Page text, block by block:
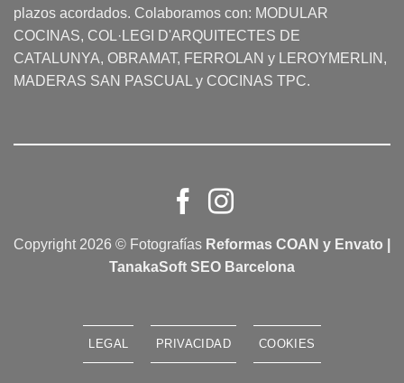
plazos acordados. Colaboramos con: MODULAR
COCINAS, COL·LEGI D'ARQUITECTES DE
CATALUNYA, OBRAMAT, FERROLAN y LEROYMERLIN,
MADERAS SAN PASCUAL y COCINAS TPC.
Copyright 2026 © Fotografías Reformas COAN y Envato |
TanakaSoft SEO Barcelona
LEGAL PRIVACIDAD COOKIES